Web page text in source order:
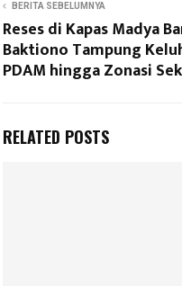
BERITA SEBELUMNYA
Reses di Kapas Madya
Baktiono Tampung
PDAM hingga Zonasi
RELATED POSTS